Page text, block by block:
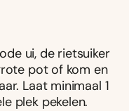
ui, de rietsuiker
pot of kom en
Laat minimaal 1
plek pekelen.